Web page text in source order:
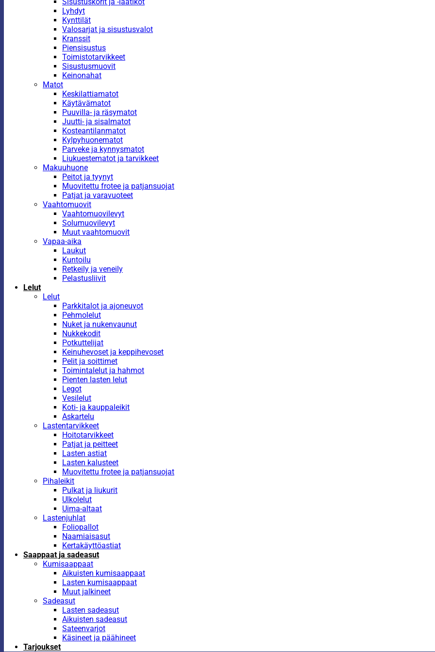
Lyhdyt
Kynttilät
Valosarjat ja sisustusvalot
Kranssit
Piensisustus
Toimistotarvikkeet
Sisustusmuovit
Keinonahat
Matot
Keskilattiamatot
Käytävämatot
Puuvilla- ja räsymatot
Juutti- ja sisalmatot
Kosteantilanmatot
Kylpyhuonematot
Parveke ja kynnysmatot
Liukuestematot ja tarvikkeet
Makuuhuone
Peitot ja tyynyt
Muovitettu frotee ja patjansuojat
Patjat ja varavuoteet
Vaahtomuovit
Vaahtomuovilevyt
Solumuovilevyt
Muut vaahtomuovit
Vapaa-aika
Laukut
Kuntoilu
Retkeily ja veneily
Pelastusliivit
Lelut
Lelut
Parkkitalot ja ajoneuvot
Pehmolelut
Nuket ja nukenvaunut
Nukkekodit
Potkuttelijat
Keinuhevoset ja keppihevoset
Pelit ja soittimet
Toimintalelut ja hahmot
Pienten lasten lelut
Legot
Vesilelut
Koti- ja kauppaleikit
Askartelu
Lastentarvikkeet
Hoitotarvikkeet
Patjat ja peitteet
Lasten astiat
Lasten kalusteet
Muovitettu frotee ja patjansuojat
Pihaleikit
Pulkat ja liukurit
Ulkolelut
Uima-altaat
Lastenjuhlat
Foliopallot
Naamiaisasut
Kertakäyttöastiat
Saappaat ja sadeasut
Kumisaappaat
Aikuisten kumisaappaat
Lasten kumisaappaat
Muut jalkineet
Sadeasut
Lasten sadeasut
Aikuisten sadeasut
Sateenvarjot
Käsineet ja päähineet
Tarjoukset